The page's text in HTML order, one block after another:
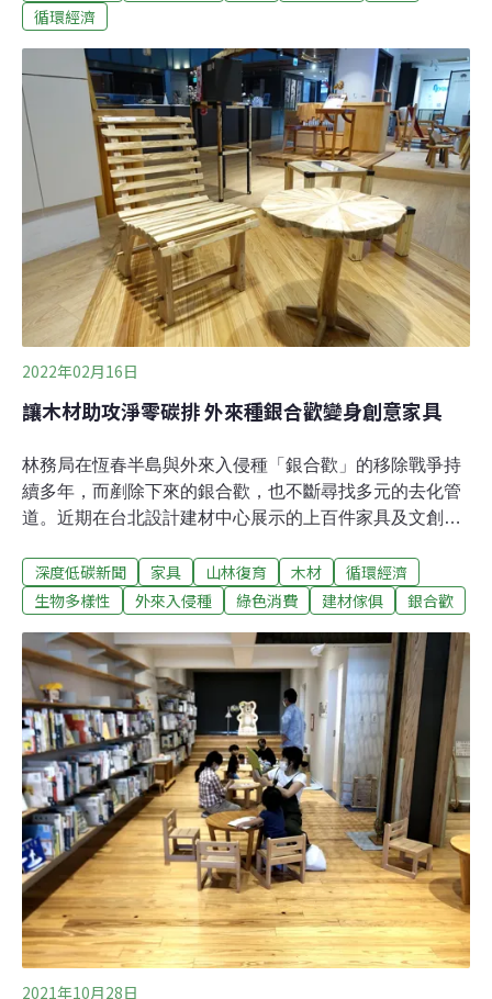
突破。傳統電路板回收陷困境 每年釀5000萬噸電子廢棄物
刷，幾乎所有電子產品都仰賴印刷電路板運作。這些看似
不起眼的綠色薄板，負責串聯裝置內部所有電子零件，是
科技產品不可或缺的核心元件。然而，這項高科技產業的
關鍵元件，卻隱藏龐大的環境代價。根據多項國際統計，
全球每年產生超過5000萬公噸電子廢棄物，主要來源之
一，即為難以回收的塑膠與複合材料。目前市面上的印刷
電路板原料通常為玻璃纖維強化環氧樹脂（fiber-
reinforced epoxy resin），這種由玻璃纖維與石化原
循環經濟
2022年02月16日
讓木材助攻淨零碳排 外來種銀合歡變身創意家具
林務局在恆春半島與外來入侵種「銀合歡」的移除戰爭持
續多年，而剷除下來的銀合歡，也不斷尋找多元的去化管
道。近期在台北設計建材中心展示的上百件家具及文創商
第一屆銀合歡家具設計大賽，最後決選出來的作品。昨
（15）日林務局長林華慶表示，世界各國追求2050年淨零
曾嘗試過不同的銀合歡木材利用方式，發現家具設計是有
效管道，林務局也將繼續提高銀合歡木材的適用性。「綠
色癌症」拉鋸戰 恆春半島蔓延逾3000公頃銀合歡被列為世
界百大外來入侵種之一，原生長於中美洲，約50年前引進
台灣作為造紙用材，因環境條件適合生長，加上本身繁殖
力旺盛，結實量大、種子發芽率高等特性，以及樹根會分
泌有毒的「含羞草素」，抑制周邊其他植物生長，因而極
易形成大面積純林，對環境生態影響甚鉅。林務局局長林
華慶說明，銀合歡的排他性讓其他植物無法
深度低碳新聞 家具 山林復育 木材
循環經濟
生物多樣性
外來入侵種 綠色消費 建材傢俱 銀合歡
2021年10月28日